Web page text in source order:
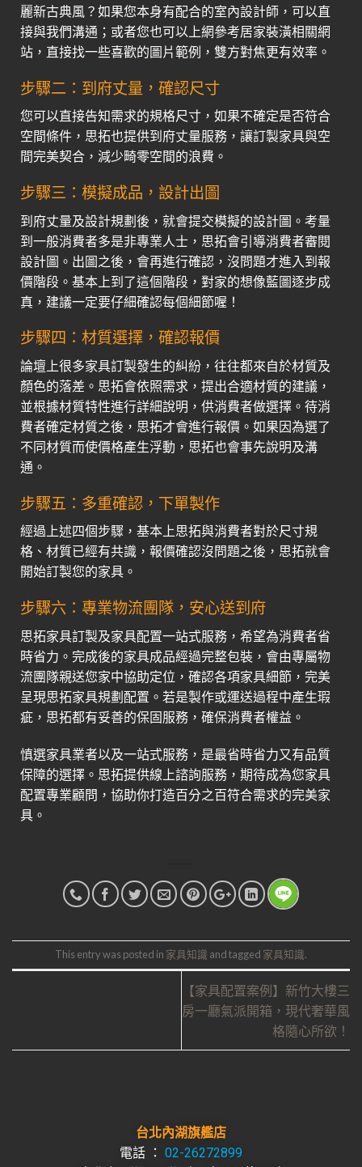
麗新古典風？如果您本身有配合的室內設計師，可以直
接與我們溝通；或者您也可以上網參考居家裝潢相關網
站，直接找一些喜歡的圖片範例，雙方對焦更有效率。
步驟二：到府丈量，確認尺寸
您可以直接告知需求的規格尺寸，如果不確定是否符合
空間條件，思拓也提供到府丈量服務，讓訂製家具與空
間完美契合，減少畸零空間的浪費。
步驟三：模擬成品，設計出圖
到府丈量及設計規劃後，就會提交模擬的設計圖。考量
到一般消費者多是非專業人士，思拓會引導消費者審閱
設計圖。出圖之後，會再進行確認，沒問題才進入到報
價階段。基本上到了這個階段，對家的想像藍圖逐步成
真，建議一定要仔細確認每個細節喔！
步驟四：材質選擇，確認報價
論壇上很多家具訂製發生的糾紛，往往都來自於材質及
顏色的落差。思拓會依照需求，提出合適材質的建議，
並根據材質特性進行詳細說明，供消費者做選擇。待消
費者確定材質之後，思拓才會進行報價。如果因為選了
不同材質而使價格產生浮動，思拓也會事先說明及溝
通。
步驟五：多重確認，下單製作
經過上述四個步驟，基本上思拓與消費者對於尺寸規
格、材質已經有共識，報價確認沒問題之後，思拓就會
開始訂製您的家具。
步驟六：專業物流團隊，安心送到府
思拓家具訂製及家具配置一站式服務，希望為消費者省
時省力。完成後的家具成品經過完整包裝，會由專屬物
流團隊親送您家中協助定位，確認各項家具細節，完美
呈現思拓家具規劃配置。若是製作或運送過程中產生瑕
疵，思拓都有妥善的保固服務，確保消費者權益。
慎選家具業者以及一站式服務，是最省時省力又有品質
保障的選擇。思拓提供線上諮詢服務，期待成為您家具
配置專業顧問，協助你打造百分之百符合需求的完美家
具。
This entry was posted in 家具知識 and tagged 家具知識.
【家具配置案例】新竹大樓三
房一廳氣派開箱，現代奢華風
格隨心所欲！
台北內湖旗艦店
電話 ： 02-26272899